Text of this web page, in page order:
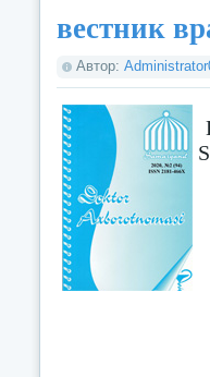
вестник
Автор: